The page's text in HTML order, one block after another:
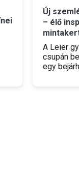
Új
– élő
A Leier
csupán
egy